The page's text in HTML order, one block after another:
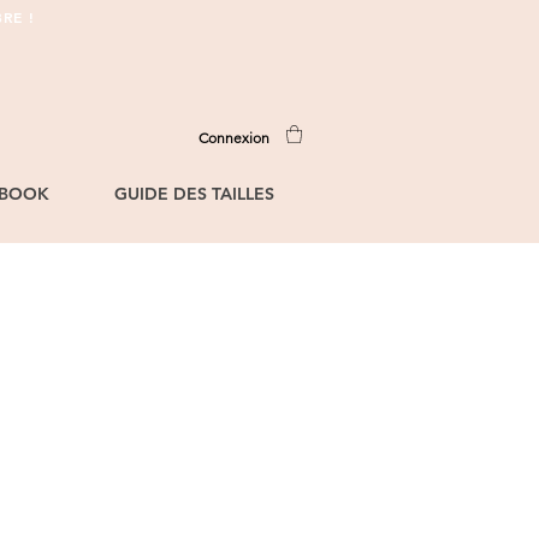
!
Connexion
GUIDE DES TAILLES